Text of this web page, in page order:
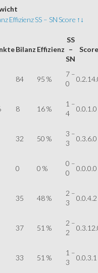
EffizienzSS – SNScore ↑↓
Bilanz Effizienz
SS
–
SN
Score
84 95 %
7 –
0
8 16 %
1 –
4
0.0.1.0
32 50 %
3 –
3
0.3.6.0
0 0 %
0 –
0
0.0.0.0
35 48 %
2 –
3
0.0.4.2
37 51 %
2 –
2
33 51 %
1 –
3
0.0.3.1